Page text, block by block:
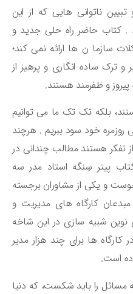
ناتوانی هایی که از این
حاضر راه حلی جدید و
ن ها ارائه نمی کند؛
ساده انگاری و پرهیز از
و ظفرمند هستند.
بلکه تک تک ما می توانیم
خود سود ببریم . هرچند
هستند مطالب چندانی در
سِنگه استاد مدر سه
و یکی از مشاوران برجسته
کارگاه های مدیریت و
شبیه سازی در این شاخه
ها برای چند هزار مدیر
را باید شکست، که دنیا